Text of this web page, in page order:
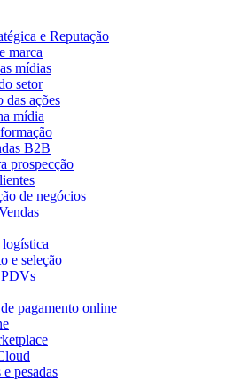
e Reputação
marca
mídias
setor
das ações
mídia
B2B
prospecção
de negócios
logística
e seleção
pagamento online
pesadas